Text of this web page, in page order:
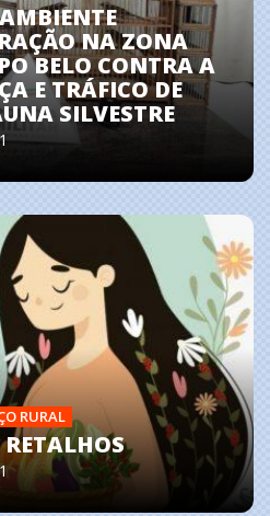
NA ZONA
BELO CONTRA A
E TRÁFICO DE
SILVESTRE
RURAL